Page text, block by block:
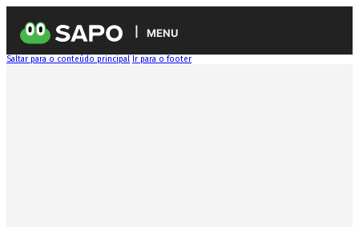
MENU
Saltar para o conteúdo principal Ir para o footer